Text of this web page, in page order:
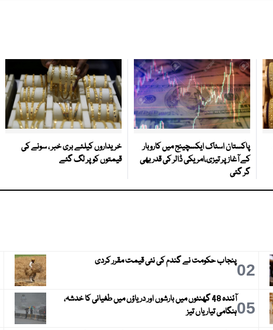
پاکستان اسٹاک ایکسچینج میں کاروبار
کے آغاز پر تیزی،امریکی ڈالر کی قدر بھی
گر گئی
خریداروں کیلئے بری خبر ، سونے کی
قیمتوں کو پر لگ گئے
02پنجاب حکومت نے گندم کی نئی قیمت مقرر کردی
05
آئندہ 48 گھنٹوں میں بارشوں اور دریاؤں میں طغیانی کا خدشہ،
ہنگامی تیاریاں تیز